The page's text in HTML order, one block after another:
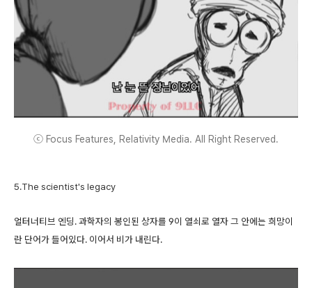
ⓒ Focus Features, Relativity Media. All Right Reserved.
5.The scientist's legacy
얼터너티브 엔딩. 과학자의 봉인된 상자를 9이 열쇠로 열자 그 안에는 희망이
란 단어가 들어있다. 이어서 비가 내린다.